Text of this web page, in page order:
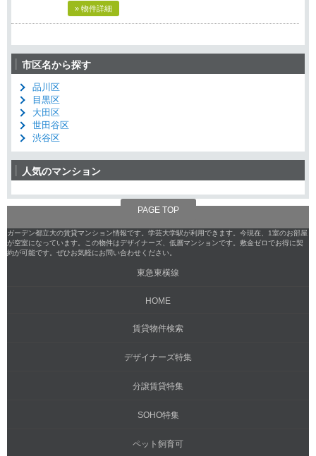
» 物件詳細
市区名から探す
品川区
目黒区
大田区
世田谷区
渋谷区
人気のマンション
PAGE TOP
ガーデン都立大の賃貸マンション情報です。学芸大学駅が利用できます。今現在、1室のお部屋
が空室になっています。この物件はデザイナーズ、低層マンションです。敷金ゼロでお得に契
約が可能です。ぜひお気軽にお問い合わせください。
東急東横線
HOME
賃貸物件検索
デザイナーズ特集
分譲賃貸特集
SOHO特集
ペット飼育可